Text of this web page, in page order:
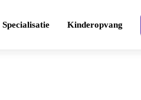
Specialisatie Kinderopvang